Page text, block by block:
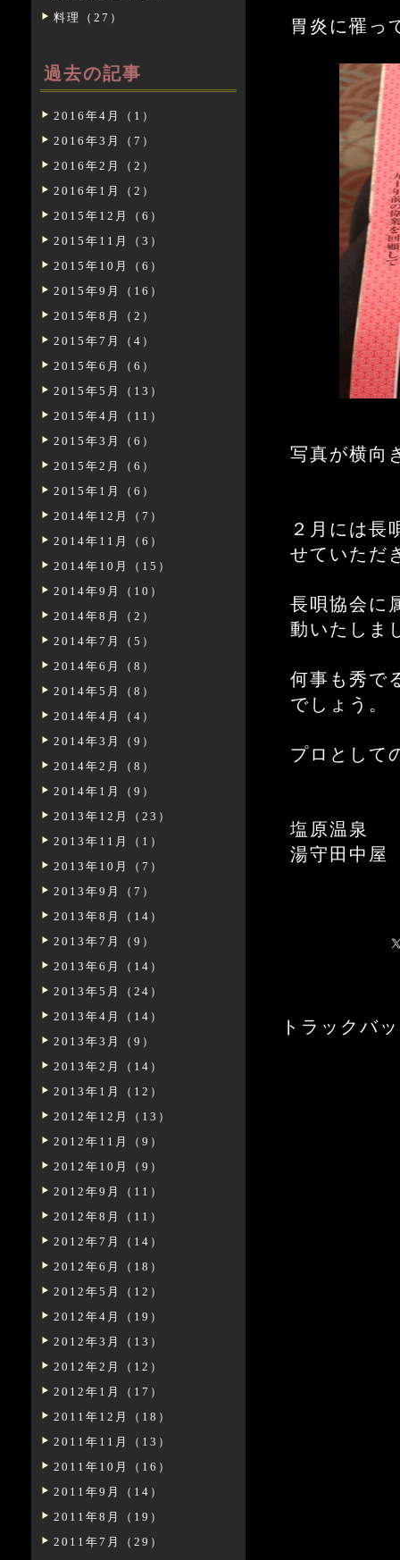
料理（27）
過去の記事
2016年4月（1）
2016年3月（7）
2016年2月（2）
2016年1月（2）
2015年12月（6）
2015年11月（3）
2015年10月（6）
2015年9月（16）
2015年8月（2）
2015年7月（4）
2015年6月（6）
2015年5月（13）
2015年4月（11）
2015年3月（6）
2015年2月（6）
2015年1月（6）
2014年12月（7）
2014年11月（6）
2014年10月（15）
2014年9月（10）
2014年8月（2）
2014年7月（5）
2014年6月（8）
2014年5月（8）
2014年4月（4）
2014年3月（9）
2014年2月（8）
2014年1月（9）
2013年12月（23）
2013年11月（1）
2013年10月（7）
2013年9月（7）
2013年8月（14）
2013年7月（9）
2013年6月（14）
2013年5月（24）
2013年4月（14）
2013年3月（9）
2013年2月（14）
2013年1月（12）
2012年12月（13）
2012年11月（9）
2012年10月（9）
2012年9月（11）
2012年8月（11）
2012年7月（14）
2012年6月（18）
2012年5月（12）
2012年4月（19）
2012年3月（13）
2012年2月（12）
2012年1月（17）
2011年12月（18）
2011年11月（13）
2011年10月（16）
2011年9月（14）
2011年8月（19）
2011年7月（29）
胃炎に罹っ
写真が横向
２月には長
せていただ
長唄協会に
動いたしま
何事も秀で
でしょう。
プロとして
塩原温泉
湯守田中屋
トラックバ